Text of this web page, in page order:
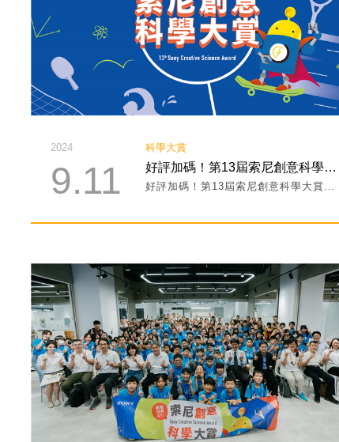
2024
9.11
科學大賞
好評加碼！第13屆索尼創意科學大賞報名最後倒數至12/4(三)中午12點截止！